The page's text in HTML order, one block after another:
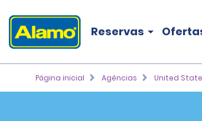
Reservas
Página inicial Agências United